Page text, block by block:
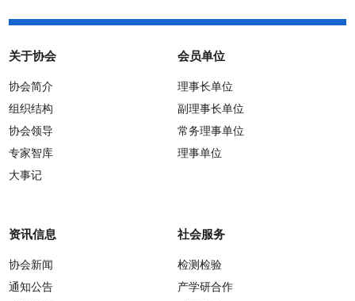
关于协会
协会简介
组织结构
协会领导
专家智库
大事记
会员单位
理事长单位
副理事长单位
常务理事单位
理事单位
资讯信息
协会新闻
通知公告
社会服务
检测检验
产学研合作